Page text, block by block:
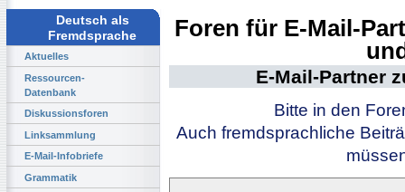
Deutsch als
Fremdsprache
Aktuelles
Ressourcen-
Datenbank
Diskussionsforen
Linksammlung
E-Mail-Infobriefe
Grammatik
Foren für E-Mail-
E-Mail-Partner
Bitte in den
Auch fremdsprachliche